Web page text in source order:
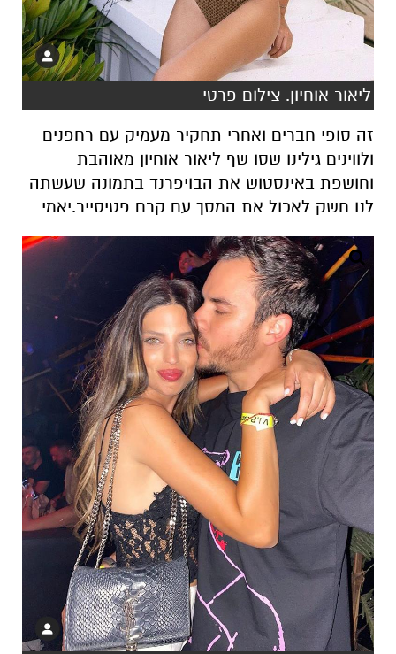
ליאור אוחיון. צילום פרטי
זה סופי חברים ואחרי תחקיר מעמיק עם רחפנים
ולווינים גילינו שסו שף ליאור אוחיון מאוהבת
וחושפת באינסטוש את הבויפרנד בתמונה שעשתה
לנו חשק לאכול את המסך עם קרם פטיסייר.יאמי